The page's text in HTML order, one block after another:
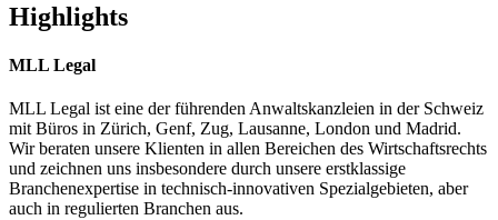
Highlights
MLL Legal
MLL Legal ist eine der führenden Anwaltskanzleien in der Schweiz
mit Büros in Zürich, Genf, Zug, Lausanne, London und Madrid.
Wir beraten unsere Klienten in allen Bereichen des Wirtschaftsrechts
und zeichnen uns insbesondere durch unsere erstklassige
Branchenexpertise in technisch-innovativen Spezialgebieten, aber
auch in regulierten Branchen aus.